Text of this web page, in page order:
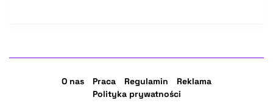
O nas Praca Regulamin
Reklama
Polityka prywatności